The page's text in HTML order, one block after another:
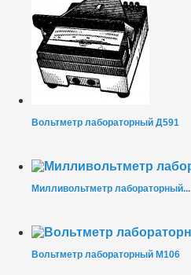
Вольтметр лабораторный Д591
Милливольтметр лабораторный...
Вольтметр лабораторный М106